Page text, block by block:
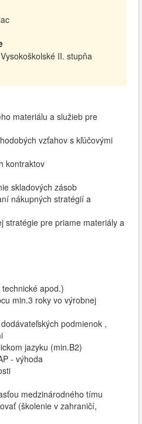
II. stupňa
materiálu a služieb pre
vzťahov s kľúčovými
kontraktov
skladových zásob
nákupných stratégií a
stratégie pre priame materiály a
apod.)
min.3 roky vo výrobnej
podmienok ,
jazyku (min.B2)
- výhoda
medzinárodného tímu
(školenie v zahraničí,